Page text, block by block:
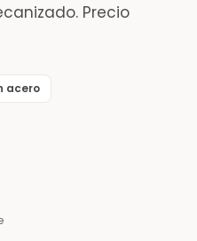
Precio
acero